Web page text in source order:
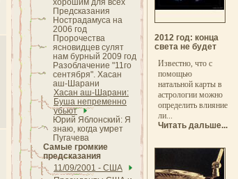
хорошим для всех
Предсказания
Нострадамуса на
2006 год
Пророчества
ясновидцев сулят
нам бурный 2009 год
Разоблачение "11го
сентября". Хасан
аш-Шарани
Хасан аш-Шарани:
Буша непременно
убьют
Юрий Яблонский: Я
знаю, когда умрет
Пугачева
Самые громкие
предсказания
11/09/2001 - США
2012 год: конца
света не будет
Известно, что с
помощью
натальной карты в
астрологии можно
определить влияние
ли...
Читать дальше...